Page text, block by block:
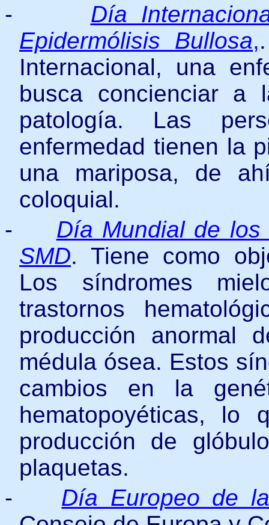
-
Día
Epidermólisis Bullosa,
Internacional, una
busca concienciar a
patología. Las
enfermedad tienen la
una mariposa, de
coloquial.
-
Día Mundial de los
SMD. Tiene como
Los síndromes
trastornos
producción anormal
médula ósea. Estos
cambios en la
hematopoyéticas, lo
producción de
plaquetas.
- Día Europeo de